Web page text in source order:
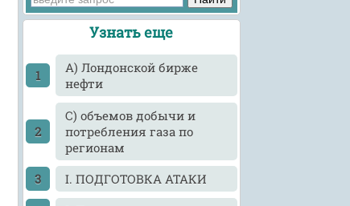
Узнать еще
A) Лондонской бирже
нефти
C) объемов добычи и
потребления газа по
регионам
I. ПОДГОТОВКА АТАКИ